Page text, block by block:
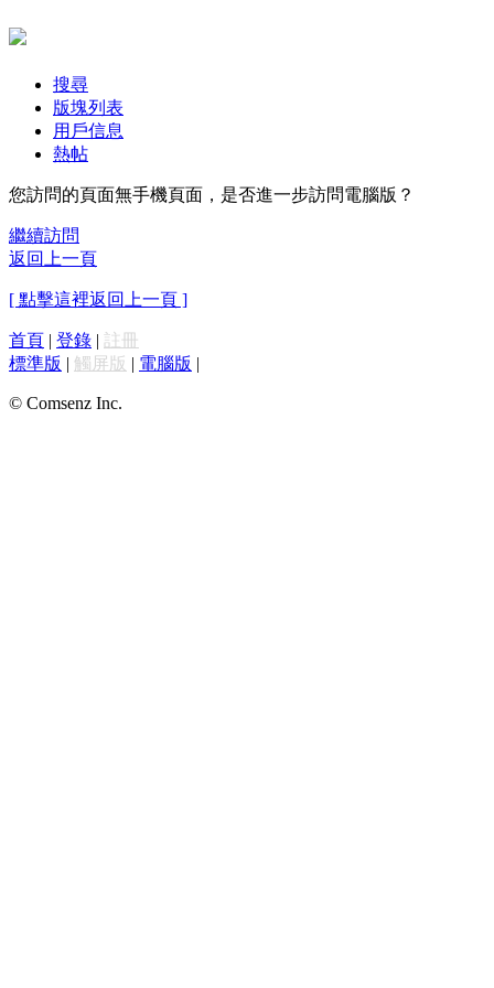
搜尋
版塊列表
用戶信息
熱帖
您訪問的頁面無手機頁面，是否進一步訪問電腦版？
繼續訪問
返回上一頁
[ 點擊這裡返回上一頁 ]
首頁 | 登錄 | 註冊
標準版 | 觸屏版 | 電腦版 |
© Comsenz Inc.